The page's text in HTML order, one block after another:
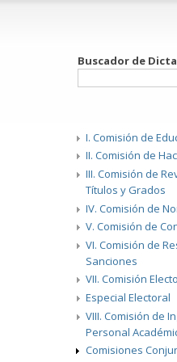
Buscador de
I. Comisión de
II. Comisión de
III. Comisión de
Títulos y Grados
IV. Comisión de
V. Comisión de
VI. Comisión de
Sanciones
VII. Comisión
Especial Electoral
VIII. Comisión de
Personal
Comisiones